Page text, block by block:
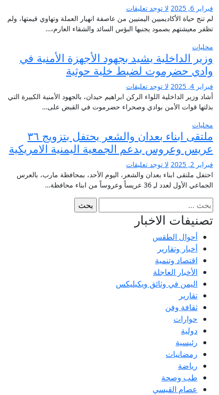
فبراير 6, 2025
لا توجد تعليقات
لم تنج حياة الأكاديميين اليمنيين من عاصفة انهيار العملة وتهاوي قيمتها، ولم
تظفر معيشتهم بصمود يجنبها البؤس السائد والشقاء العارم،…
محليات
وزير الداخلية يشيد بجهود الأجهزة الأمنية في
وادي حضرموت لضبط خلية حوثية
فبراير 4, 2025
لا توجد تعليقات
أشاد وزير الداخلية اللواء الركن ابراهيم حيدان، بالجهود الأمنية الكبيرة التي
بذلتها قوات الأمن بوادي وصحراء حضرموت في القبض على…
محليات
ملتقى ابناء بعدان والشعر يحتفل بتزويج ٣٦
عريس وعروس بدعم الجمعية اليمنية الامريكية
فبراير 2, 2025
لا توجد تعليقات
احتفل ملتقى ابناء بعدان والشعر، اليوم الأحد، بمحافظة مارب، بالعرس
الجماعي الأول لعدد لـِ 36 عريساً وعروساً من ابناء محافظة…
البحث
عن:
تصنيفات الاخبار
أحوال الطقس
أخبار وتقارير
اقتصاد وتنمية
الأخبار العاجلة
اليمن في وثائق ويكيليكس
تقارير
ثقافة وفن
حوارات
دولية
رئيسية
رمضانيات
رياضة
طب وصحة
عصام القيسي